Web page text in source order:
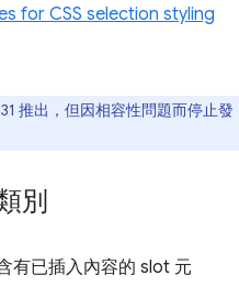
for CSS selection styling
推出，但因相容性問題而停止發
別
有已插入內容的 slot 元